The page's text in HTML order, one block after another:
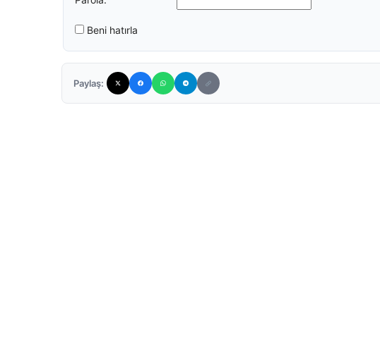
Beni hatırla
Paylaş: